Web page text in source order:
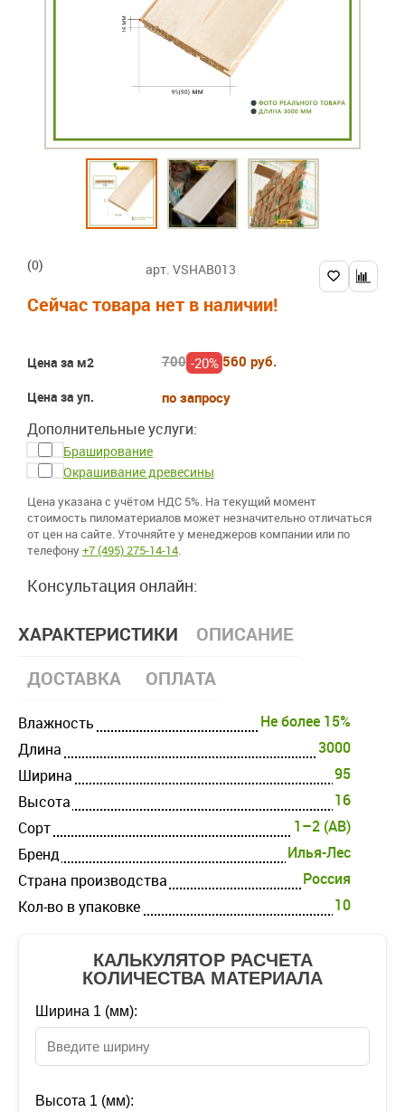
(0) арт. VSHAB013
Сейчас товара нет в наличии!
Цена за м2 700 -20% 560 руб.
Цена за уп. по запросу
Дополнительные услуги:
Браширование
Окрашивание древесины
Цена указана с учётом НДС 5%. На текущий момент
стоимость пиломатериалов может незначительно отличаться
от цен на сайте. Уточняйте у менеджеров компании или по
телефону+7 (495) 275-14-14.
Консультация онлайн:
ХАРАКТЕРИСТИКИ
ОПИСАНИЕ
ДОСТАВКА
ОПЛАТА
Влажность
Не более 15%
Длина
3000
Ширина
95
Высота
16
Cорт
1–2 (AB)
Бренд
Илья-Лес
Страна производства
Россия
Кол-во в упаковке
10
КАЛЬКУЛЯТОР РАСЧЕТА
КОЛИЧЕСТВА МАТЕРИАЛА
Ширина 1 (мм):
Высота 1 (мм):